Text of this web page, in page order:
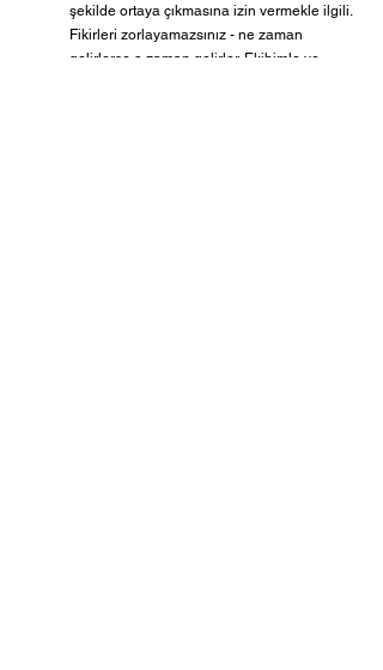
şekilde ortaya çıkmasına izin vermekle ilgili.
Fikirleri zorlayamazsınız - ne zaman
gelirlerse o zaman gelirler. Ekibimle ve